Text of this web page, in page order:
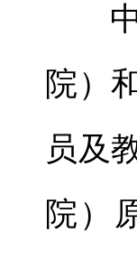
院）
员及
院）